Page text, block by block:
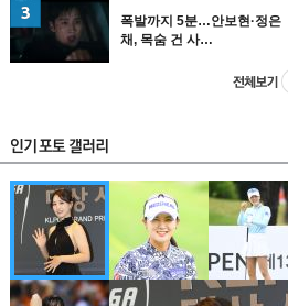
폭발까지 5분…안보현·정은
채, 목숨 건 사…